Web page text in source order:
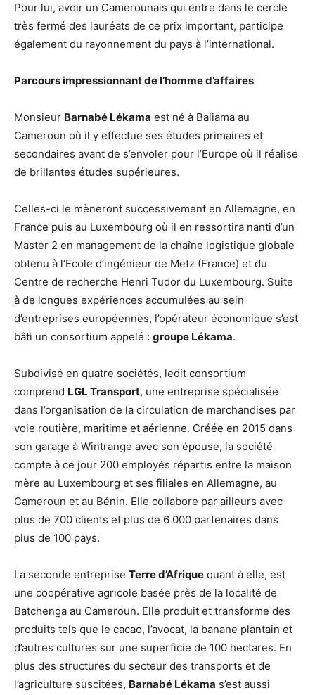
Pour lui, avoir un Camerounais qui entre dans le cercle
très fermé des lauréats de ce prix important, participe
également du rayonnement du pays à l’international.
Parcours impressionnant de l’homme d’affaires
Monsieur Barnabé Lékama est né à Baliama au
Cameroun où il y effectue ses études primaires et
secondaires avant de s’envoler pour l’Europe où il réalise
de brillantes études supérieures.
Celles-ci le mèneront successivement en Allemagne, en
France puis au Luxembourg où il en ressortira nanti d’un
Master 2 en management de la chaîne logistique globale
obtenu à l’Ecole d’ingénieur de Metz (France) et du
Centre de recherche Henri Tudor du Luxembourg. Suite
à de longues expériences accumulées au sein
d’entreprises européennes, l’opérateur économique s’est
bâti un consortium appelé : groupe Lékama.
Subdivisé en quatre sociétés, ledit consortium
comprend LGL Transport, une entreprise spécialisée
dans l’organisation de la circulation de marchandises par
voie routière, maritime et aérienne. Créée en 2015 dans
son garage à Wintrange avec son épouse, la société
compte à ce jour 200 employés répartis entre la maison
mère au Luxembourg et ses filiales en Allemagne, au
Cameroun et au Bénin. Elle collabore par ailleurs avec
plus de 700 clients et plus de 6 000 partenaires dans
plus de 100 pays.
La seconde entreprise Terre d’Afrique quant à elle, est
une coopérative agricole basée près de la localité de
Batchenga au Cameroun. Elle produit et transforme des
produits tels que le cacao, l’avocat, la banane plantain et
d’autres cultures sur une superficie de 100 hectares. En
plus des structures du secteur des transports et de
l’agriculture suscitées, Barnabé Lékama s’est aussi